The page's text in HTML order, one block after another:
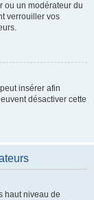
ou un modérateur du
verrouiller vos
insérer afin
désactiver cette
haut niveau de